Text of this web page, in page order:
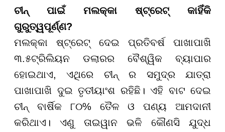
ଚୀନ୍ ପାଇଁ ମଲକ୍କା ଷ୍ଟ୍ରେଟ୍ କାହିଁକି
ଗୁରୁତ୍ୱପୂର୍ଣ୍ଣ?
ମଲକ୍କା ଷ୍ଟ୍ରେଟ୍ ଦେଇ ପ୍ରତିବର୍ଷ ପାଖାପାଖି
୩.୫ଟ୍ରିଲିୟନ ଡଲାରର ବୈଶ୍ୱିକ ବ୍ୟାପାର
ହୋଇଥାଏ, ଏଥିରେ ଚୀନ୍ ର ସମୁଦ୍ର ଯାତ୍ରା
ପାଖାପାଖି ଦୁଇ ତୃତୀୟାଂଶ ରହିଛି। ଏହି ବାଟ ଦେଇ
ଚୀନ୍ ବାର୍ଷିକ ୮୦% ତୈଳ ଓ ପଣ୍ୟ ଆମଦାନୀ
କରିଥାଏ। ଏଣୁ ତାଇୱାନ ଭଳି କୌଣସି ଯୁଦ୍ଧ